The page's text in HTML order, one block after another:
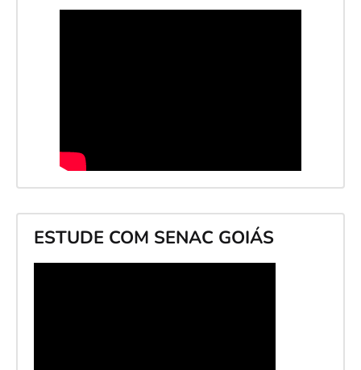
ESTUDE COM SENAC GOIÁS